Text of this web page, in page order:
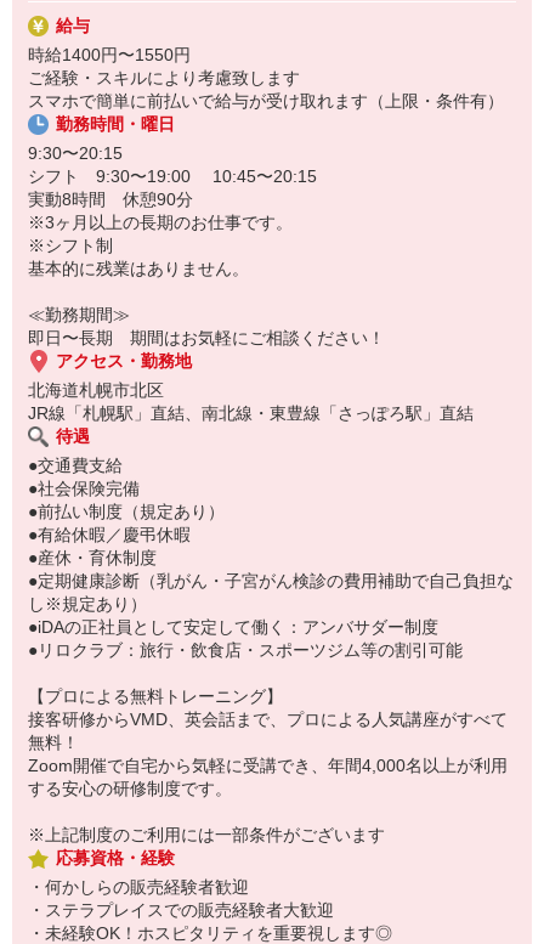
●店頭の商品管理
●バックヤード業務
●SNSにコーディネート投稿など
【期間】即日〜長期 ※期間相談OK
【店舗】ステラプレイス 2F
【服装】シンプルな私服
＼ここがポイント／
・有名ブランドとのコラボなど楽しい企画がたくさん！
・接客マニュアルはありません◎
・身だしなみも規定なし｜ブランドイメージに合えばOK
給与
時給1400円〜1550円
ご経験・スキルにより考慮致します
スマホで簡単に前払いで給与が受け取れます（上限・条件有）
勤務時間・曜日
9:30〜20:15
シフト 9:30〜19:00 10:45〜20:15
実動8時間 休憩90分
※3ヶ月以上の長期のお仕事です。
※シフト制
基本的に残業はありません。
≪勤務期間≫
即日〜長期 期間はお気軽にご相談ください！
アクセス・勤務地
北海道札幌市北区
JR線「札幌駅」直結、南北線・東豊線「さっぽろ駅」直結
待遇
●交通費支給
●社会保険完備
●前払い制度（規定あり）
●有給休暇／慶弔休暇
●産休・育休制度
●定期健康診断（乳がん・子宮がん検診の費用補助で自己負担な
し※規定あり）
●iDAの正社員として安定して働く：アンバサダー制度
●リロクラブ：旅行・飲食店・スポーツジム等の割引可能
【プロによる無料トレーニング】
接客研修からVMD、英会話まで、プロによる人気講座がすべて
無料！
Zoom開催で自宅から気軽に受講でき、年間4,000名以上が利用
する安心の研修制度です。
※上記制度のご利用には一部条件がございます
応募資格・経験
・何かしらの販売経験者歓迎
・ステラプレイスでの販売経験者大歓迎
・未経験OK！ホスピタリティを重要視します◎